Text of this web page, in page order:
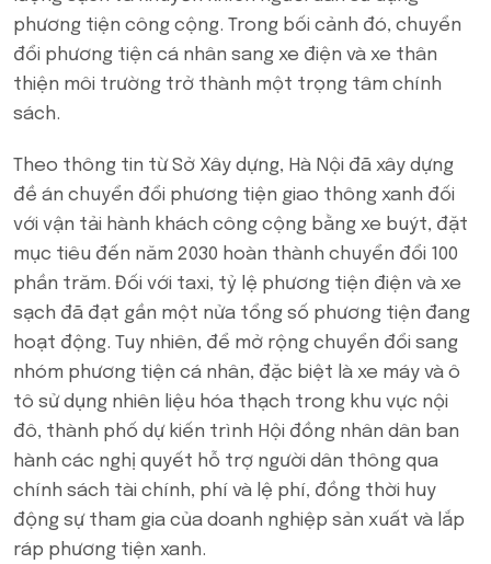
phương tiện công cộng. Trong bối cảnh đó, chuyển
đổi phương tiện cá nhân sang xe điện và xe thân
thiện môi trường trở thành một trọng tâm chính
sách.
Theo thông tin từ Sở Xây dựng, Hà Nội đã xây dựng
đề án chuyển đổi phương tiện giao thông xanh đối
với vận tải hành khách công cộng bằng xe buýt, đặt
mục tiêu đến năm 2030 hoàn thành chuyển đổi 100
phần trăm. Đối với taxi, tỷ lệ phương tiện điện và xe
sạch đã đạt gần một nửa tổng số phương tiện đang
hoạt động. Tuy nhiên, để mở rộng chuyển đổi sang
nhóm phương tiện cá nhân, đặc biệt là xe máy và ô
tô sử dụng nhiên liệu hóa thạch trong khu vực nội
đô, thành phố dự kiến trình Hội đồng nhân dân ban
hành các nghị quyết hỗ trợ người dân thông qua
chính sách tài chính, phí và lệ phí, đồng thời huy
động sự tham gia của doanh nghiệp sản xuất và lắp
ráp phương tiện xanh.